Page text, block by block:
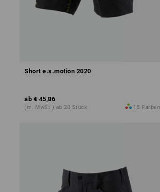
Short e.s.motion 2020
ab € 45,86
(m. MwSt.) ab 20 Stück 15 Farben